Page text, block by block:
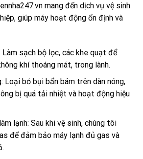
mang đến dịch vụ vệ sinh
giúp máy hoạt động ổn định và
Làm sạch bộ lọc, các khe quạt để
khí thoáng mát, trong lành.
Loại bỏ bụi bẩn bám trên dàn nóng,
bị quá tải nhiệt và hoạt động hiệu
lạnh: Sau khi vệ sinh, chúng tôi
để đảm bảo máy lạnh đủ gas và